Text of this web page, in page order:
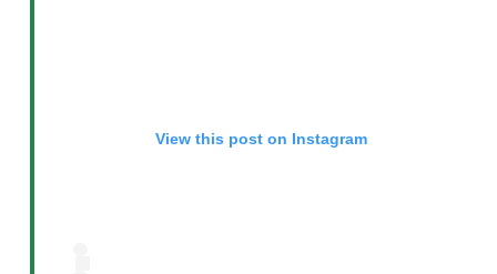
View this post on Instagram